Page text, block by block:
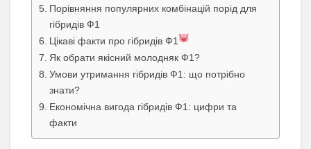
Порівняння популярних комбінацій порід для
гібридів Ф1
Цікаві факти про гібридів Ф1
Як обрати якісний молодняк Ф1?
Умови утримання гібридів Ф1: що потрібно
знати?
Економічна вигода гібридів Ф1: цифри та
факти